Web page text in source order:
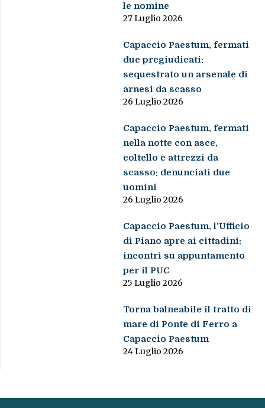
le nomine
27 Luglio 2026
Capaccio Paestum, fermati
due pregiudicati:
sequestrato un arsenale di
arnesi da scasso
26 Luglio 2026
Capaccio Paestum, fermati
nella notte con asce,
coltello e attrezzi da
scasso: denunciati due
uomini
26 Luglio 2026
Capaccio Paestum, l’Ufficio
di Piano apre ai cittadini:
incontri su appuntamento
per il PUC
25 Luglio 2026
Torna balneabile il tratto di
mare di Ponte di Ferro a
Capaccio Paestum
24 Luglio 2026